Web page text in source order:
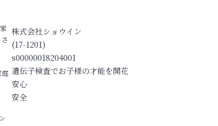
株式会社ショウイン
(17-1201)
s00000018204001
遺伝子検査でお子様の才能を開花
安心
安全